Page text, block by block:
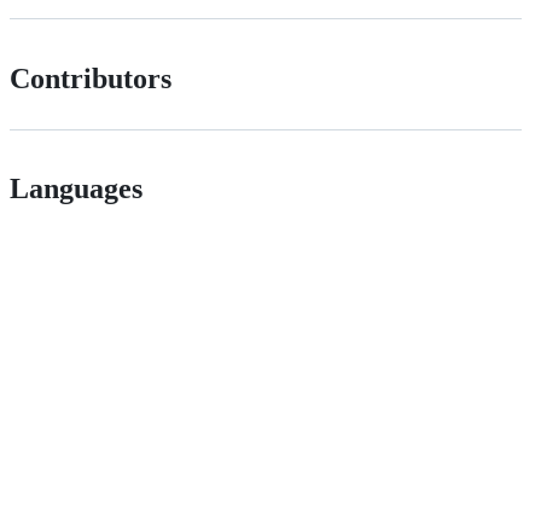
Contributors
Languages